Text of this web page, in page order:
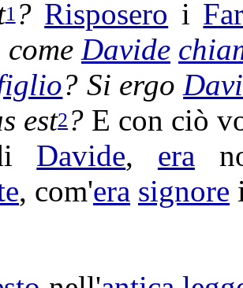
1? Risposero i
comeDavide
? Si ergo
est2 ? E con ciò
Davide, era
, com'era signore